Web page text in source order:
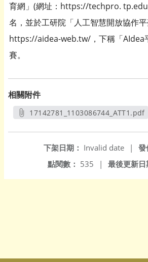
育網」(網址：https://techpro.
名，並於工研院「人工智慧開放協作平
https://aidea-web.tw/，下稱「AIdea
賽。
相關附件
17142781_1103086744_ATT1.pdf
發
下架日期： Invalid date
|
最後更新日
點閱數： 535 |